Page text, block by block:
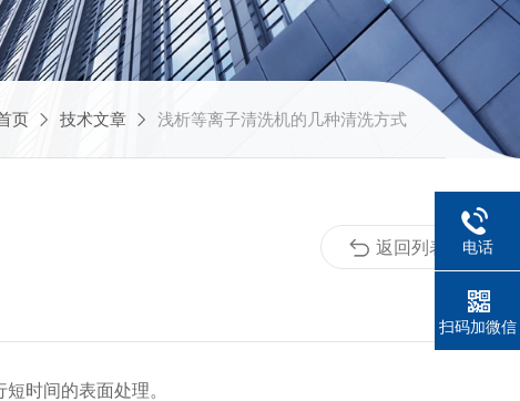
页 技术文章 浅析等离子清洗机的几种清洗方式
时间的表面处理。
返回列表 电话
扫码加微信